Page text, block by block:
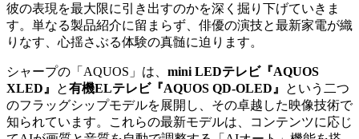
彼の表現を最大限に引き出すのかを深く掘り下げていきま
す。単なる製品紹介に留まらず、俳優の演技と最新家電が織
りなす、心揺さぶる体験の真髄に迫ります。
シャープの「AQUOS」は、 mini LEDテレビ『AQUOS
XLED』
と有機ELテレビ『AQUOS QD-OLED』
という二つ
のフラッグシップモデルを展開し、その卓越した映像技術で
知られています。これらの最新モデルは、コンテンツに応じ